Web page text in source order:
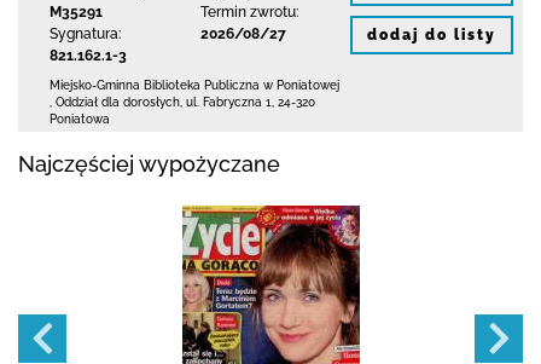
M35291
Sygnatura:
821.162.1-3
Termin zwrotu:
2026/08/27
Miejsko-Gminna Biblioteka Publiczna w Poniatowej
Oddział dla dorosłych, ul. Fabryczna 1
24-320
Poniatowa
dodaj do listy
Najczęściej wypożyczane